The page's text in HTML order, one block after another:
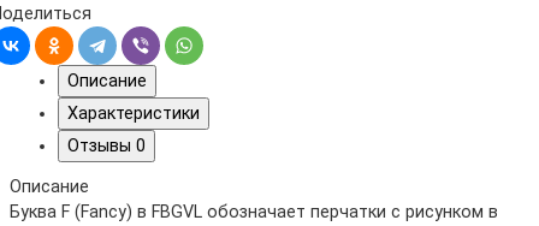
Описание
Характеристики
Отзывы 0
Описание
Буква F (Fancy) в FBGVL обозначает перчатки с рисунком в